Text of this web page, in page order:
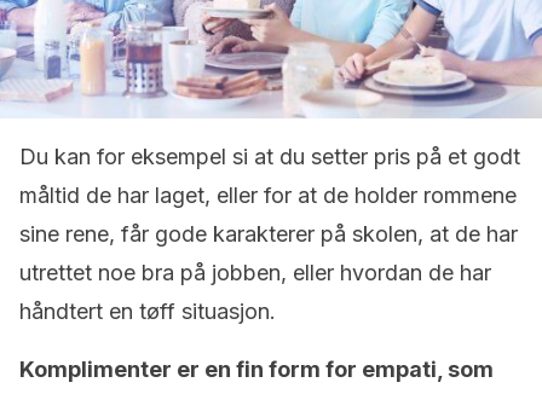
Du kan for eksempel si at du setter pris på et godt
måltid de har laget, eller for at de holder rommene
sine rene, får gode karakterer på skolen, at de har
utrettet noe bra på jobben, eller hvordan de har
håndtert en tøff situasjon.
Komplimenter er en fin form for empati, som